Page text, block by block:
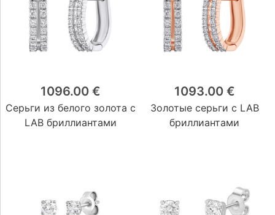
1096.00 €
Серьги из белого золота с
LAB бриллиантами
1093.00 €
Золотые серьги с LAB
бриллиантами